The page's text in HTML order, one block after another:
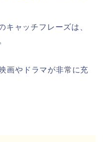
ャッチフレーズは、
画やドラマが非常に充